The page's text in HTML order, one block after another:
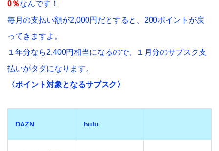
0％なんです！
毎月の支払い額が2,000円だとすると、200ポイントが戻
ってきますよ。
１年分なら2,400円相当になるので、１月分のサブスク支
払いがタダになります。
〈ポイント対象となるサブスク〉
DAZN hulu